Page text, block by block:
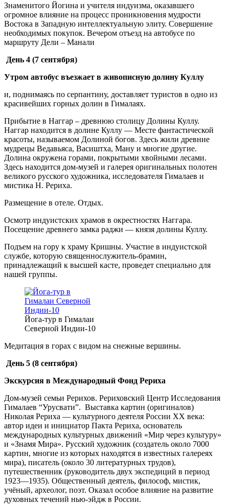
Знаменитого Йогина и учителя индуизма, оказавшего
огромное влияние на процесс проникновения мудрости
Востока в Западную интеллектуальную элиту. Совершение
необходимых покупок. Вечером отъезд на автобусе по
маршруту Дели – Манали
День 4 (7 сентября)
Утром автобус въезжает в живописную долину Куллу
и, поднимаясь по серпантину, доставляет туристов в одно из
красивейших горных долин в Гималаях.
Прибытие в Наггар – древнюю столицу Долины Куллу.
Наггар находится в долине Куллу — Месте фантастической
красоты, называемом Долиной богов. Здесь жили древние
мудрецы Ведавьяса, Васиштха, Ману и многие другие.
Долина окружена горами, покрытыми хвойными лесами.
Здесь находится дом-музей и галерея оригинальных полотен
великого русского художника, исследователя Гималаев и
мистика Н. Рериха.
Размещение в отеле. Отдых.
Осмотр индуистских храмов в окрестностях Наггара.
Посещение древнего замка раджи — князя долины Куллу.
Подъем на гору к храму Кришны. Участие в индуистской
службе, которую священнослужитель-брамин,
принадлежащий к высшей касте, проведет специально для
нашей группы.
Йога-тур в Гималаи
Северной Индии-10
Медитация в горах с видом на снежные вершины.
День 5 (8 сентября)
Экскурсия в Международный Фонд Рериха
Дом-музей семьи Рерихов. Рериховский Центр Исследования
Гималаев “Урусвати”. Выставка картин (оригиналов)
Николая Рериха — культурного деятеля России XX века:
автор идеи и инициатор Пакта Рериха, основатель
международных культурных движений «Мир через культуру»
и «Знамя Мира». Русский художник (создатель около 7000
картин, многие из которых находятся в известных галереях
мира), писатель (около 30 литературных трудов),
путешественник (руководитель двух экспедиций в период
1923—1935). Общественный деятель, философ, мистик,
учёный, археолог, поэт. Оказал особое влияние на развитие
духовных течений нью-эйдж в России.